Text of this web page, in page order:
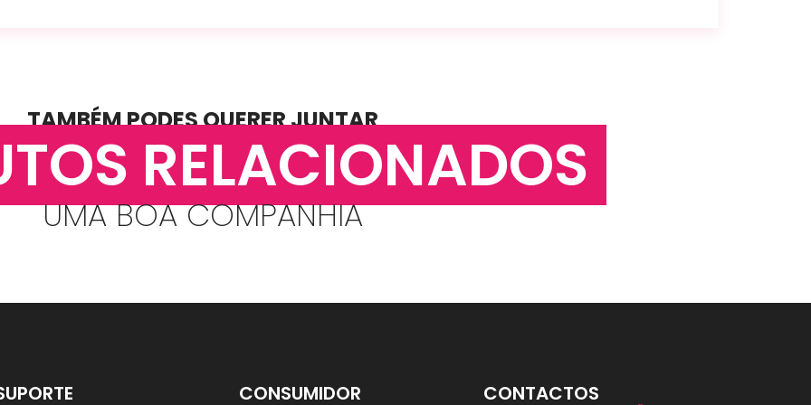
TAMBÉM PODES QUERER JUNTAR
RELACIONADOS
UMA BOA COMPANHIA
CONSUMIDOR CONTACTOS